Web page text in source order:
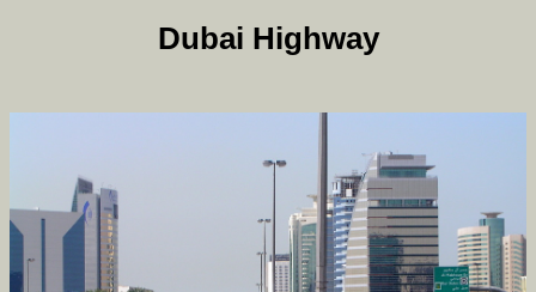
Dubai Highway